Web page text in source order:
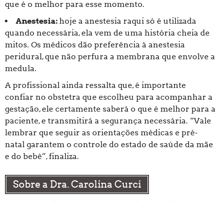
que é o melhor para esse momento.
Anestesia:hoje a anestesia raqui só é utilizada
quando necessária, ela vem de uma história cheia de
mitos. Os médicos dão preferência à anestesia
peridural, que não perfura a membrana que envolve a
medula.
A profissional ainda ressalta que, é importante
confiar no obstetra que escolheu para acompanhar a
gestação, ele certamente saberá o que é melhor para a
paciente, e transmitirá a segurança necessária. “Vale
lembrar que seguir as orientações médicas e pré-
natal garantem o controle do estado de saúde da mãe
e do bebê”, finaliza.
Sobre a Dra. Carolina Curci